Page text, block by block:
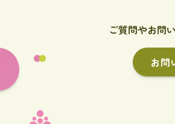
ご質問やお問
お問